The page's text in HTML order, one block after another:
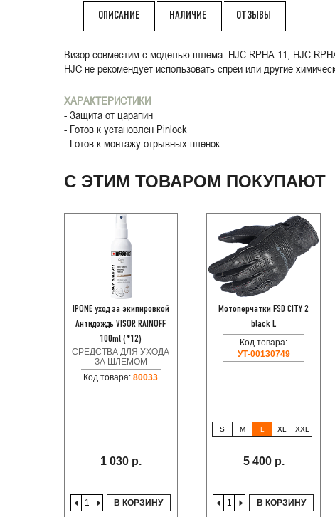
ОПИСАНИЕ НАЛИЧИЕ ОТЗЫВЫ
Визор совместим с моделью шлема: HJC RPHA 11, HJC
HJC не рекомендует использовать спреи или другие
ХАРАКТЕРИСТИКИ
- Защита от царапин
- Готов к установлен Pinlock
- Готов к монтажу отрывных пленок
С ЭТИМ ТОВАРОМ ПОКУПАЮТ
IPONE уход за экипировкой
Антидождь VISOR RAINOFF
100ml (*12)
СРЕДСТВА ДЛЯ УХОДА
ЗА ШЛЕМОМ
Код товара:80033
1 030 р.
В КОРЗИНУ
Мотоперчатки FSD CITY 2
black L
Код товара:
УТ-00130749
S M L XL XXL
5 400 р.
В КОРЗИНУ